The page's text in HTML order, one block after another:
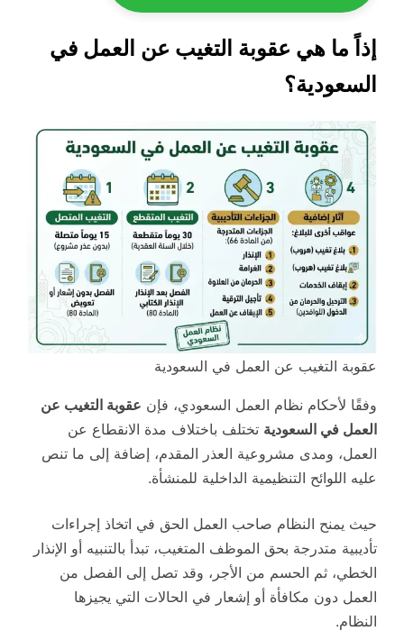
إذاً ما هي عقوبة التغيب عن العمل في
السعودية؟
عقوبة التغيب عن العمل في السعودية
وفقًا لأحكام نظام العمل السعودي، فإن عقوبة التغيب عن
العمل في السعودية تختلف باختلاف مدة الانقطاع عن
العمل، ومدى مشروعية العذر المقدم، إضافة إلى ما تنص
عليه اللوائح التنظيمية الداخلية للمنشأة.
حيث يمنح النظام صاحب العمل الحق في اتخاذ إجراءات
تأديبية متدرجة بحق الموظف المتغيب، تبدأ بالتنبيه أو الإنذار
الخطي، ثم الحسم من الأجر، وقد تصل إلى الفصل من
العمل دون مكافأة أو إشعار في الحالات التي يجيزها
النظام.